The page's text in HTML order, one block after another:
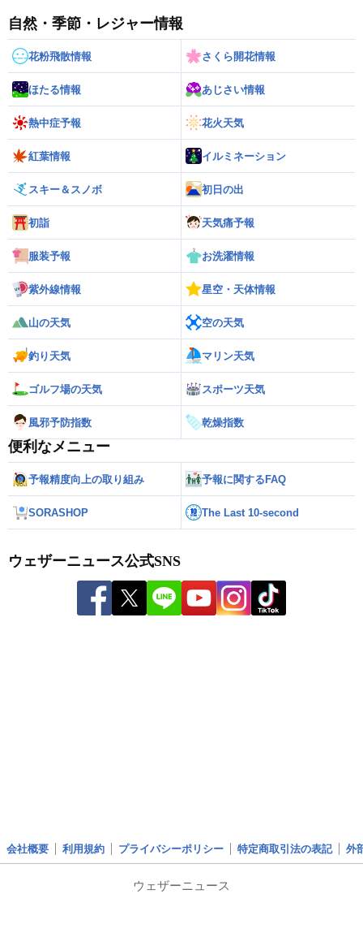
自然・季節・レジャー情報
花粉飛散情報 さくら開花情報
ほたる情報 あじさい情報
熱中症予報 花火天気
紅葉情報 イルミネーション
スキー＆スノボ 初日の出
初詣 天気痛予報
服装予報 お洗濯情報
紫外線情報 星空・天体情報
山の天気 空の天気
釣り天気 マリン天気
ゴルフ場の天気 スポーツ天気
風邪予防指数 乾燥指数
便利なメニュー
予報精度向上の取り組み 予報に関するFAQ
SORASHOP The Last 10-second
ウェザーニュース公式SNS
会社概要 利用規約 プライバシーポリシー 特定商取引法の表記 外
ウェザーニュース